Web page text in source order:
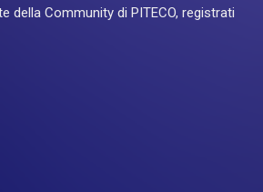
della Community di PITECO, registrati